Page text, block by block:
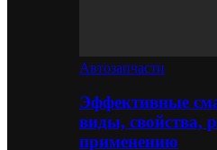
Автозапчасти
Эффективные
виды, свойства,
применению